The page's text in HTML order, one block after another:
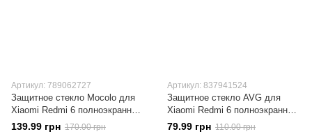
Артикул: 789062727
Защитное стекло Mocolo для
Xiaomi Redmi 6 полноэкранное
черное
139.99 грн 170.00 грн
Артикул: 837941524
Защитное стекло AVG для
Xiaomi Redmi 6 полноэкранное
черное
79.99 грн 110.00 грн